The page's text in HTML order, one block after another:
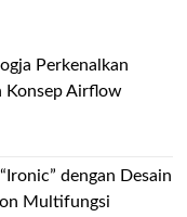
Perkenalkan
Konsep Airflow
dengan Desain
Multifungsi